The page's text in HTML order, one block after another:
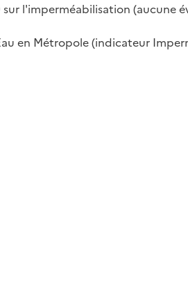
l'imperméabilisation
en Métropole (indicateur